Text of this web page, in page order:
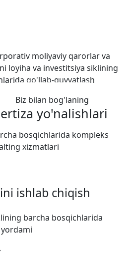
moliyaviy qarorlar va
loyiha va investitsiya siklining
qo'llab-quvvatlash
Biz bilan bog'laning
yo'nalishlari
bosqichlarida kompleks
xizmatlari
ishlab chiqish
barcha bosqichlarida